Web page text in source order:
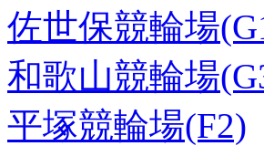
佐世保競輪場
和歌山競輪場
平塚競輪場(F2)